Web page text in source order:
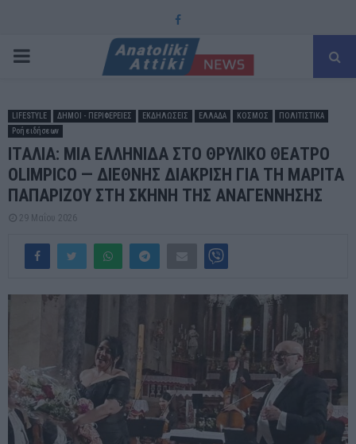
Facebook
PRIMARY
LIFESTYLE ΔΗΜΟΙ - ΠΕΡΙΦΕΡΕΙΕΣ ΕΚΔΗΛΩΣΕΙΣ ΕΛΛΑΔΑ ΚΟΣΜΟΣ
ΠΟΛΙΤΙΣΤΙΚΑ
Ροή ειδήσεων
ΙΤΑΛΙΑ: ΜΙΑ ΕΛΛΗΝΙΔΑ ΣΤΟ ΘΡΥΛΙΚΟ ΘΕΑΤΡΟ
OLIMPICO — ΔΙΕΘΝΗΣ ΔΙΑΚΡΙΣΗ ΓΙΑ ΤΗ ΜΑΡΙΤΑ
ΠΑΠΑΡΙΖΟΥ ΣΤΗ ΣΚΗΝΗ ΤΗΣ ΑΝΑΓΕΝΝΗΣΗΣ
29 Μαΐου 2026